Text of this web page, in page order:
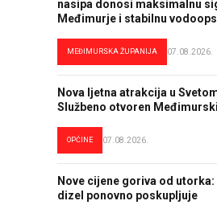
nasipa donosi maksimalnu
Međimurje i stabilnu
MEĐIMURSKA ŽUPANIJA 07.08.2026.
Nova ljetna atrakcija u
Službeno otvoren
OPĆINE 07.08.2026.
Nove cijene goriva od
dizel ponovno poskupljuje